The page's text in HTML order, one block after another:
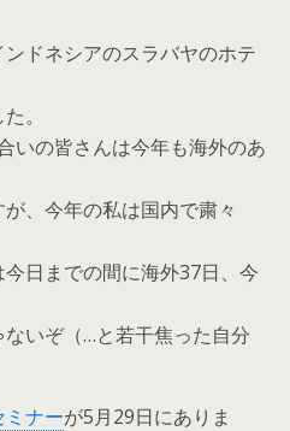
ドネシアのスラバヤのホテ
。
いの皆さんは今年も海外のあ
、今年の私は国内で粛々
日までの間に海外37日、今
いぞ（…と若干焦った自分
ミナーが5月29日にありま